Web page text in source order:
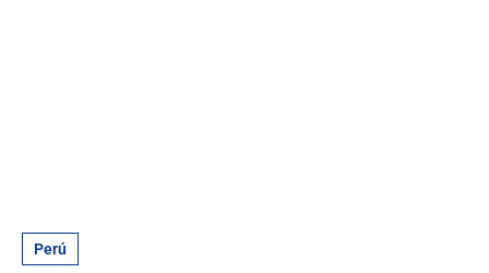
Perú